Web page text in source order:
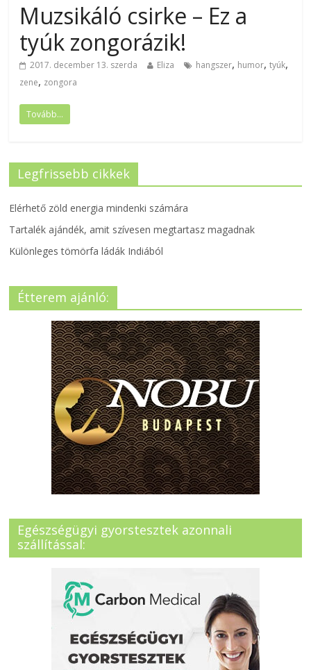
Muzsikáló csirke – Ez a
tyúk zongorázik!
2017. december 13. szerda Eliza hangszer, humor,tyúk,
zene, zongora
Tovább...
Legfrissebb cikkek
Elérhető zöld energia mindenki számára
Tartalék ajándék, amit szívesen megtartasz magadnak
Különleges tömörfa ládák Indiából
Étterem ajánló:
Egészségügyi gyorstesztek azonnali
szállítással: